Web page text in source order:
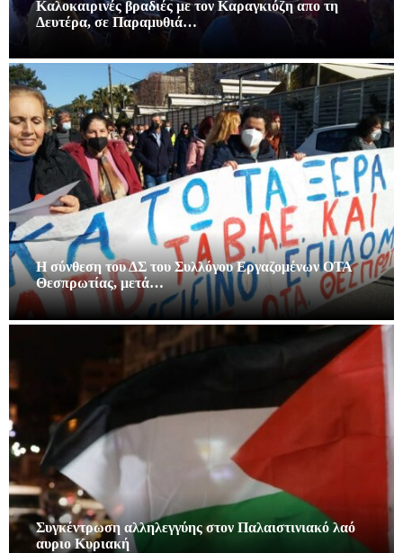
Καλοκαιρινές βραδιές με τον Καραγκιόζη απο τη
Δευτέρα, σε Παραμυθιά…
Η σύνθεση του ΔΣ του Συλλόγου Εργαζομένων ΟΤΑ
Θεσπρωτίας, μετά…
Συγκέντρωση αλληλεγγύης στον Παλαιστινιακό λαό
αυριο Κυριακή